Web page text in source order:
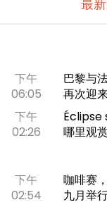
最
下午
06:05
巴黎与
再次迎
下午
02:26
Éclipse
哪里观
下午
02:54
咖啡赛
九月举行